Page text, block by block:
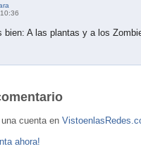
bien: A las plantas y a los
cuenta en
ahora!